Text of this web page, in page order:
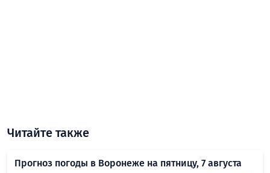
Читайте также
Прогноз погоды в Воронеже на пятницу, 7 августа